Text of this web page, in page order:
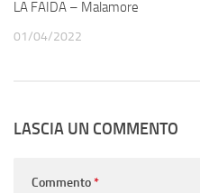
LA FAIDA – Malamore
01/04/2022
LASCIA UN COMMENTO
Commento*